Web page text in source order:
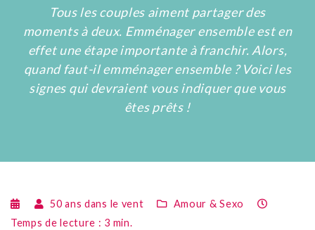
Tous les couples aiment partager des
moments à deux. Emménager ensemble est en
effet une étape importante à franchir. Alors,
quand faut-il emménager ensemble ? Voici les
signes qui devraient vous indiquer que vous
êtes prêts !
50 ans dans le vent
Amour & Sexo
Temps de lecture : 3 min.